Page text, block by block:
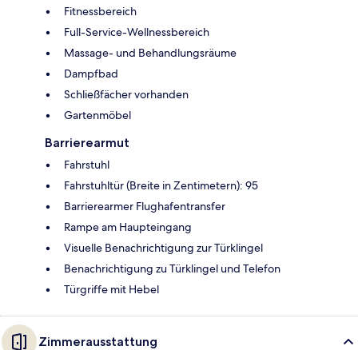
Fitnessbereich
Full-Service-Wellnessbereich
Massage- und Behandlungsräume
Dampfbad
Schließfächer vorhanden
Gartenmöbel
Barrierearmut
Fahrstuhl
Fahrstuhltür (Breite in Zentimetern): 95
Barrierearmer Flughafentransfer
Rampe am Haupteingang
Visuelle Benachrichtigung zur Türklingel
Benachrichtigung zu Türklingel und Telefon
Türgriffe mit Hebel
Zimmerausstattung